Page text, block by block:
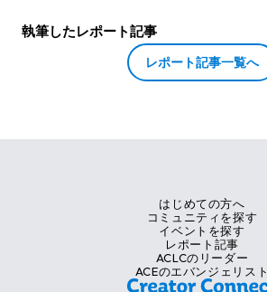
執筆したレポート記事
レポート記事一覧へ
はじめての方へ
コミュニティを探す
イベントを探す
レポート記事
ACLCのリーダー
ACEのエバンジェリスト